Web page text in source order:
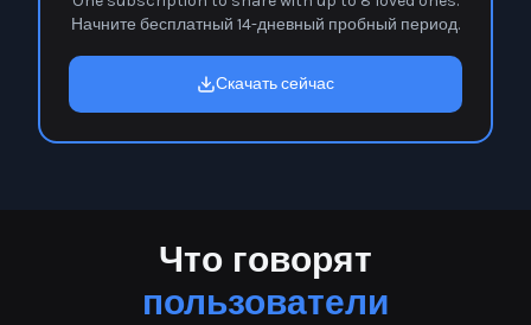
Начните бесплатный 14-дневный пробный период.
Скачать сейчас
Что говорят
пользователи